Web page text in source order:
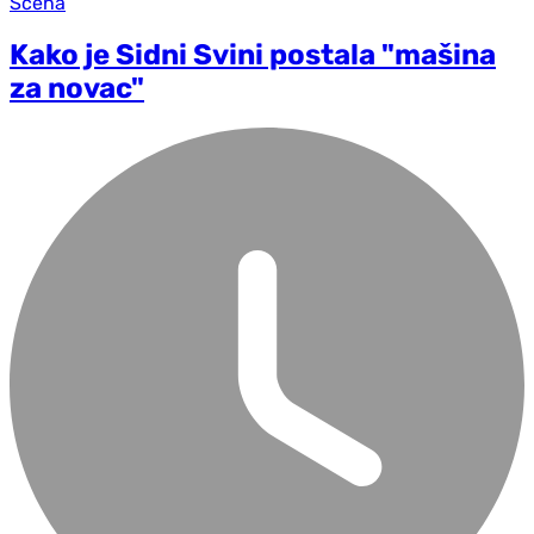
Kako je Sidni Svini postala "mašina
za novac"